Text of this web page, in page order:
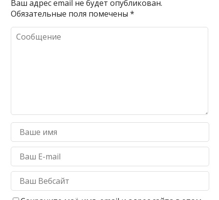
Ваш адрес email не будет опубликован.
Обязательные поля помечены*